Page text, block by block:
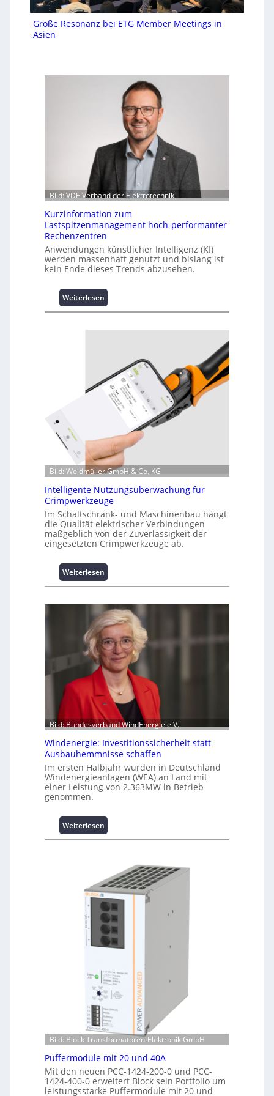
Große Resonanz bei ETG Member Meetings in
Asien
Bild: VDE Verband der Elektrotechnik
Kurzinformation zum
Lastspitzenmanagement hoch-performanter
Rechenzentren
Anwendungen künstlicher Intelligenz (KI)
werden massenhaft genutzt und bislang ist
kein Ende dieses Trends abzusehen.
Weiterlesen
K
r
f
t
i
o
n
u
m
L
a
s
s
p
i
z
e
n
m
a
n
a
g
e
m
e
n
t
h
o
c
p
e
r
r
m
a
n
t
e
r
e
c
h
e
n
z
e
t
r
e
Bild: Weidmüller GmbH & Co. KG
Intelligente Nutzungsüberwachung für
Crimpwerkzeuge
Im Schaltschrank- und Maschinenbau hängt
die Qualität elektrischer Verbindungen
maßgeblich von der Zuverlässigkeit der
eingesetzten Crimpwerkzeuge ab.
Weiterlesen
I
t
e
l
l
i
g
e
n
t
e
N
t
z
u
n
g
ü
e
c
h
u
n
g
f
C
r
i
m
p
w
e
r
k
z
Bild: Bundesverband WindEnergie e.V.
Windenergie: Investitionssicherheit statt
Ausbauhemmnisse schaffen
Im ersten Halbjahr wurden in Deutschland
Windenergieanlagen (WEA) an Land mit
einer Leistung von 2.363MW in Betrieb
genommen.
Weiterlesen
W
e
n
e
r
g
I
n
v
e
s
t
i
t
i
o
n
Bild: Block Transformatoren-Elektronik GmbH
Puffermodule mit 20 und 40A
Mit den neuen PCC-1424-200-0 und PCC-
1424-400-0 erweitert Block sein Portfolio um
leistungsstarke Puffermodule mit 20 und